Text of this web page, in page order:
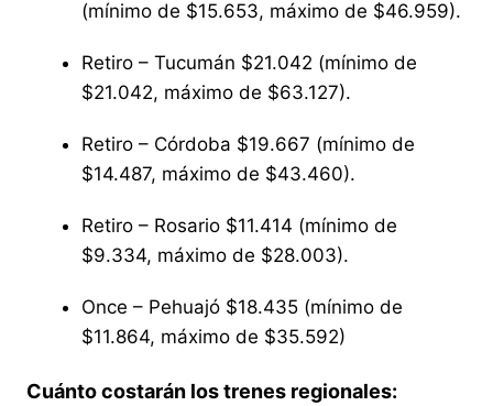
(mínimo de $15.653, máximo de $46.959).
Retiro – Tucumán $21.042 (mínimo de
$21.042, máximo de $63.127).
Retiro – Córdoba $19.667 (mínimo de
$14.487, máximo de $43.460).
Retiro – Rosario $11.414 (mínimo de
$9.334, máximo de $28.003).
Once – Pehuajó $18.435 (mínimo de
$11.864, máximo de $35.592)
Cuánto costarán los trenes regionales: